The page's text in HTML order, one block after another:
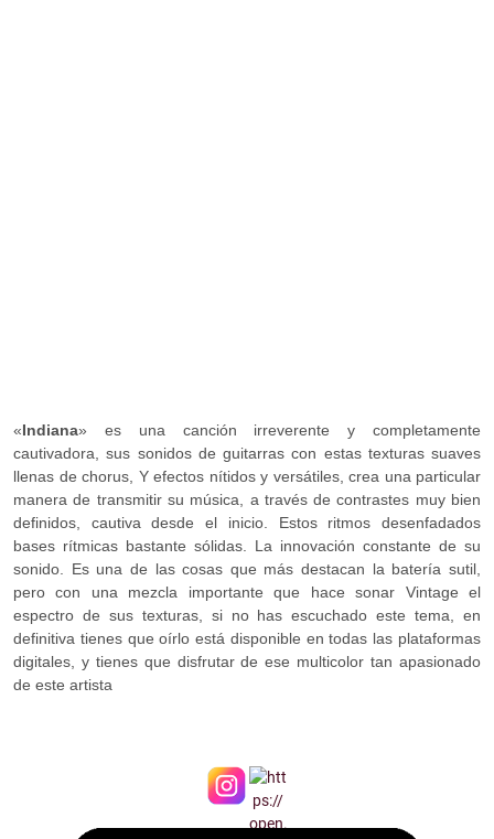
«Indiana» es una canción irreverente y completamente
cautivadora, sus sonidos de guitarras con estas texturas suaves
llenas de chorus, Y efectos nítidos y versátiles, crea una particular
manera de transmitir su música, a través de contrastes muy bien
definidos, cautiva desde el inicio. Estos ritmos desenfadados
bases rítmicas bastante sólidas. La innovación constante de su
sonido. Es una de las cosas que más destacan la batería sutil,
pero con una mezcla importante que hace sonar Vintage el
espectro de sus texturas, si no has escuchado este tema, en
definitiva tienes que oírlo está disponible en todas las plataformas
digitales, y tienes que disfrutar de ese multicolor tan apasionado
de este artista